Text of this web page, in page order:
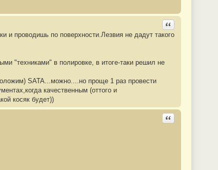
Ответить с
и проводишь по поверхности.Лезвия не дадут такого
"техниками" в полировке, в итоге-таки решил не
SATA...можно....но проще 1 раз провести
качественным (оттого и
косяк будет))
Ответить с